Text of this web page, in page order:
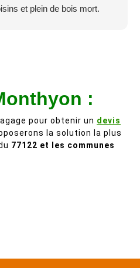
et plein de bois mort.
M Villiers et son
connaissent très bien
métier, c'est juste une
Et en plus ils sont
sympathique. Bref,
:
pour obtenir un devis
la solution la plus
77122 et les communes